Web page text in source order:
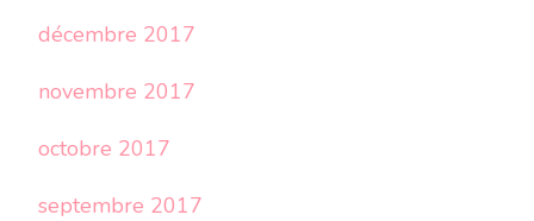
décembre 2017
novembre 2017
octobre 2017
septembre 2017